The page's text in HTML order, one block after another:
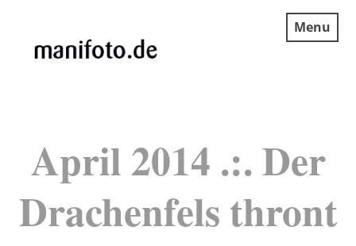
content
Menu
April 2014 .:. Der
Drachenfels thront